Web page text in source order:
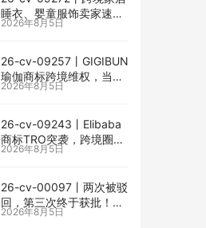
睡衣、婴童服饰卖家速自
查CENLYE商标滥用情况
2026年8月5日
26-cv-09257㇑GIGIBUN
瑜伽商标跨境维权，当心
TRO冻结风险
2026年8月5日
26-cv-09243㇑Elibaba
商标TRO突袭，跨境圈内
卷持续升级
2026年8月5日
26-cv-00097㇑两次被驳
回，第三次终于获批！几
乎被遗忘的Senay
2026年8月5日